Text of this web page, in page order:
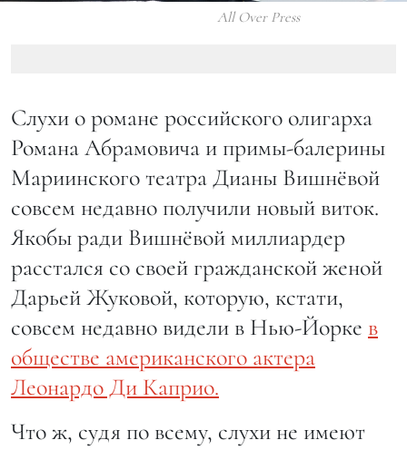
All Over Press
Слухи о романе российского олигарха
Романа Абрамовича и примы-балерины
Мариинского театра Дианы Вишнёвой
совсем недавно получили новый виток.
Якобы ради Вишнёвой миллиардер
расстался со своей гражданской женой
Дарьей Жуковой, которую, кстати,
совсем недавно видели в Нью-Йорке в
обществе американского актера
Леонардо Ди Каприо.
Что ж, судя по всему, слухи не имеют